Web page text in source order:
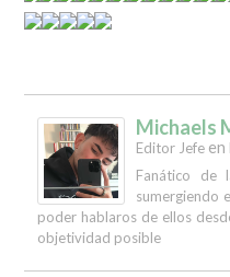
Michaels
Editor Jefe en
Fanático de
sumergiendo
poder hablaros de ellos
objetividad posible